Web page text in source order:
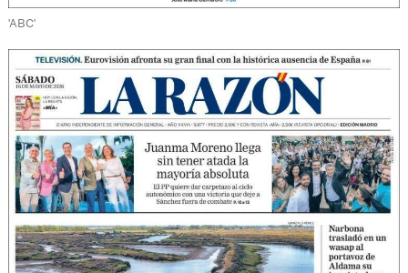
'ABC'